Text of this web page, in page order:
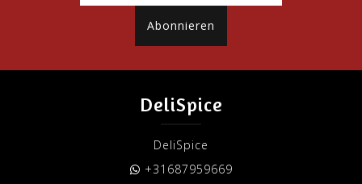
Abonnieren
DeliSpice
DeliSpice
+31687959669